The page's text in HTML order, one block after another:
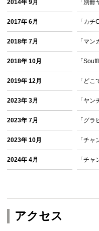
2014年 9月 「別
2017年 6月 「カ
2018年 7月 「マ
2018年 10月 「
2019年 12月 「ど
2023年 3月 「ヤ
2023年 7月 「グ
2023年 10月 「チ
2024年 4月 「チ
アクセス